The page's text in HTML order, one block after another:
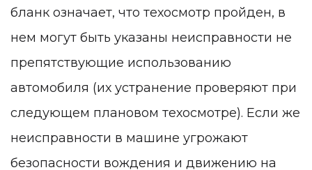
бланк означает, что техосмотр пройден, в
нем могут быть указаны неисправности не
препятствующие использованию
автомобиля (их устранение проверяют при
следующем плановом техосмотре). Если же
неисправности в машине угрожают
безопасности вождения и движению на